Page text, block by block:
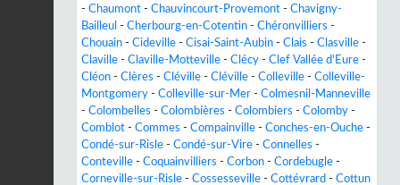
- Chaumont - Chauvincourt-Provemont - Chavigny-
Bailleul - Cherbourg-en-Cotentin - Chéronvilliers -
Chouain - Cideville - Cisai-Saint-Aubin - Clais - Clasville -
Claville - Claville-Motteville - Clécy - Clef Vallée d'Eure -
Cléon - Clères - Cléville - Cléville - Colleville - Colleville-
Montgomery - Colleville-sur-Mer - Colmesnil-Manneville
- Colombelles - Colombières - Colombiers - Colomby -
Comblot - Commes - Compainville - Conches-en-Ouche -
Condé-sur-Risle - Condé-sur-Vire - Connelles -
Conteville - Coquainvilliers - Corbon - Cordebugle -
Corneville-sur-Risle - Cossesseville - Cottévrard - Cottun